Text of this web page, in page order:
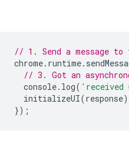
// 1. Send a message
chrome. runtime.
// 3. Got an
console. log( 'received
initializeUI(response
});